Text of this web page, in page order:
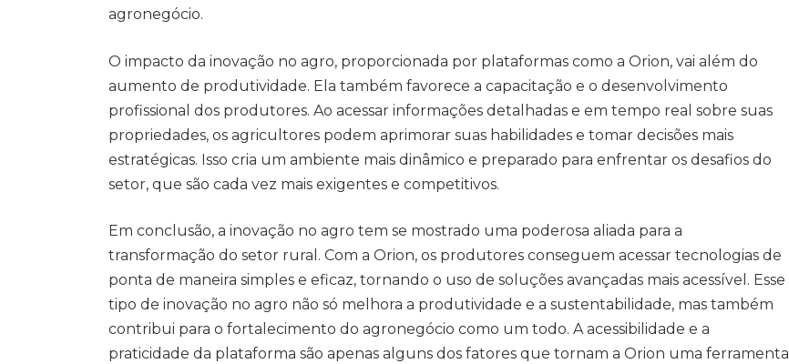
agronegócio.
O impacto da inovação no agro, proporcionada por plataformas como a Orion, vai além do
aumento de produtividade. Ela também favorece a capacitação e o desenvolvimento
profissional dos produtores. Ao acessar informações detalhadas e em tempo real sobre suas
propriedades, os agricultores podem aprimorar suas habilidades e tomar decisões mais
estratégicas. Isso cria um ambiente mais dinâmico e preparado para enfrentar os desafios do
setor, que são cada vez mais exigentes e competitivos.
Em conclusão, a inovação no agro tem se mostrado uma poderosa aliada para a
transformação do setor rural. Com a Orion, os produtores conseguem acessar tecnologias de
ponta de maneira simples e eficaz, tornando o uso de soluções avançadas mais acessível. Esse
tipo de inovação no agro não só melhora a produtividade e a sustentabilidade, mas também
contribui para o fortalecimento do agronegócio como um todo. A acessibilidade e a
praticidade da plataforma são apenas alguns dos fatores que tornam a Orion uma ferramenta